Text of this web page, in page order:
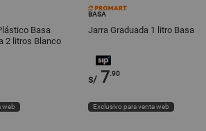
Basa
2 litros Blanco
web
BASA
Jarra Graduada 1 litro Basa
s/ 7.90
Exclusivo para venta web